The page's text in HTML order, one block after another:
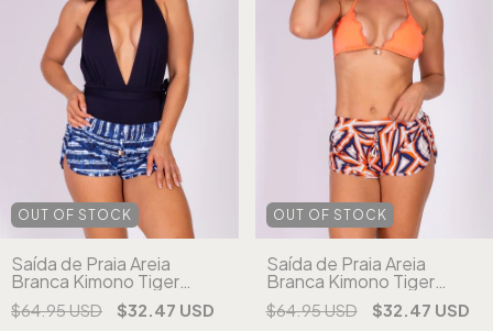
OUT OF STOCK
Saída de Praia Areia
Branca Kimono Tiger
Estampada (cópia) (cópia)
(cópia) (cópia) (cópia)
$64.95 USD $32.47 USD
OUT OF STOCK
Saída de Praia Areia
Branca Kimono Tiger
Estampada (cópia) (cópia)
(cópia) (cópia) (cópia)
$64.95 USD $32.47 USD